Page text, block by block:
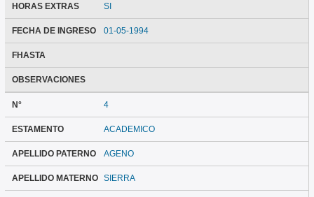
HORAS EXTRAS SI
FECHA DE INGRESO 01-05-1994
FHASTA
OBSERVACIONES
N° 4
ESTAMENTO ACADEMICO
APELLIDO PATERNO AGENO
APELLIDO MATERNO SIERRA